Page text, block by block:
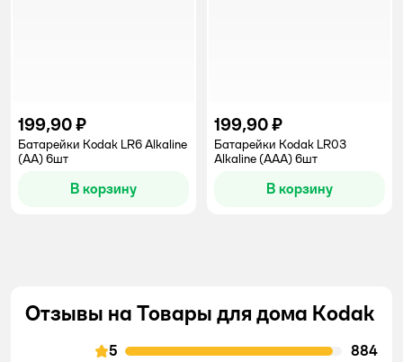
199,90 ₽
Батарейки Kodak LR6 Alkaline
(АА) 6шт
В корзину
199,90 ₽
Батарейки Kodak LR03
Alkaline (ААА) 6шт
В корзину
Отзывы на Товары для дома Kodak
5
884